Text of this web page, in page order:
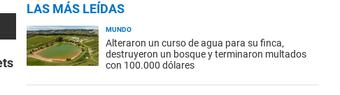
LAS MÁS LEÍDAS
MUNDO
Alteraron un curso de agua para su finca,
destruyeron un bosque y terminaron multados
con 100.000 dólares